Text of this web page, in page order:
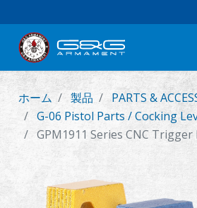
新製品
小銃
ホーム 製品
PARTS &
G-06 Pistol Parts / Cocking
GPM1911 Series CNC Trigger